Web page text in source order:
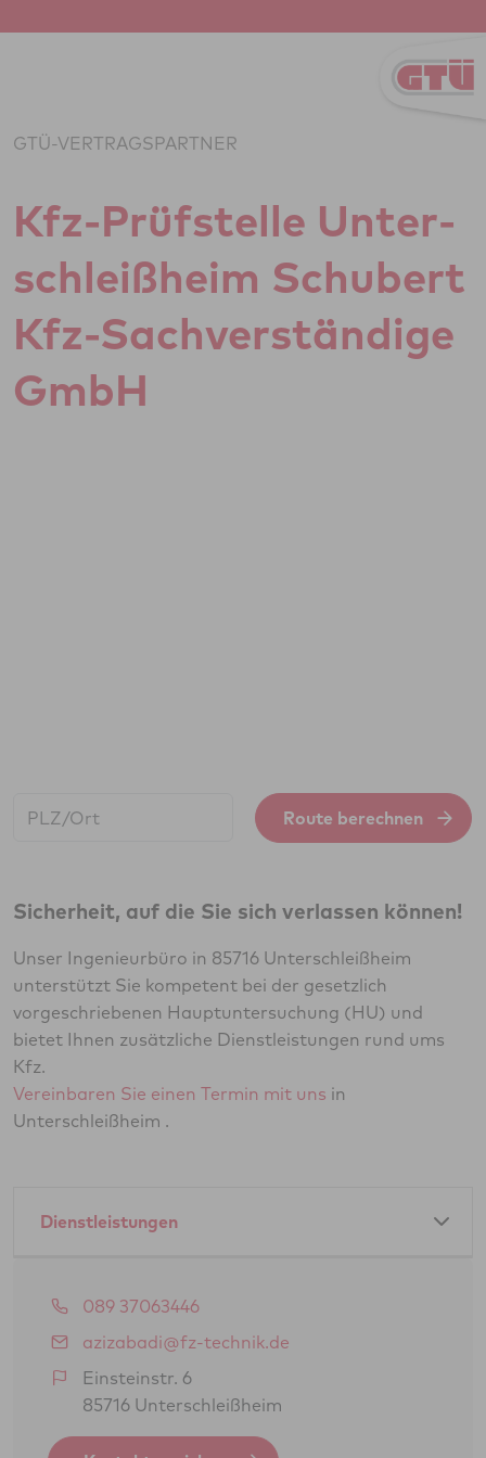
GTÜ-VERTRAGSPARTNER
Kfz-Prüf­stelle Unter­
schleiß­heim Schu­bert
Kfz-Sach­ver­stän­dige
GmbH
Route berechnen
Sicherheit, auf die Sie sich verlassen können!
Unser Ingenieurbüro in 85716 Unterschleißheim
unterstützt Sie kompetent bei der gesetzlich
vorgeschriebenen Hauptuntersuchung (HU) und
bietet Ihnen zusätzliche Dienstleistungen rund ums
Kfz.
Vereinbaren Sie einen Termin mit uns in
Unterschleißheim .
Dienstleistungen
Amtliche Dienstleistungen als GTÜ-Partner:
Hauptuntersuchung Pkw
Abgasuntersuchung
Änderungsabnahme gem. § 19 (3) StVZO
Oldtimerbegutachtung gem. § 23 StVZO
089 37063446
azizabadi@fz-technik.de
Einsteinstr. 6
85716 Unterschleißheim